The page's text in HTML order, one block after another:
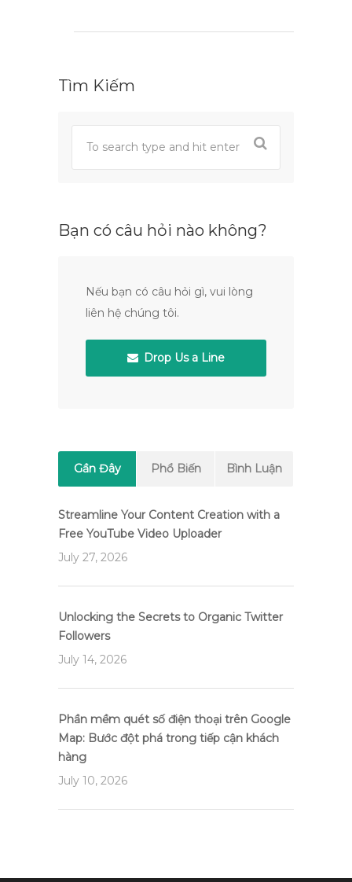
Tìm Kiếm
Bạn có câu hỏi nào không?
Nếu bạn có câu hỏi gì, vui lòng
liên hệ chúng tôi.
Drop Us a Line
Gần Đây Phổ Biến Bình Luận
Streamline Your Content Creation with a
Free YouTube Video Uploader
July 27, 2026
Unlocking the Secrets to Organic Twitter
Followers
July 14, 2026
Phần mềm quét số điện thoại trên Google
Map: Bước đột phá trong tiếp cận khách
hàng
July 10, 2026